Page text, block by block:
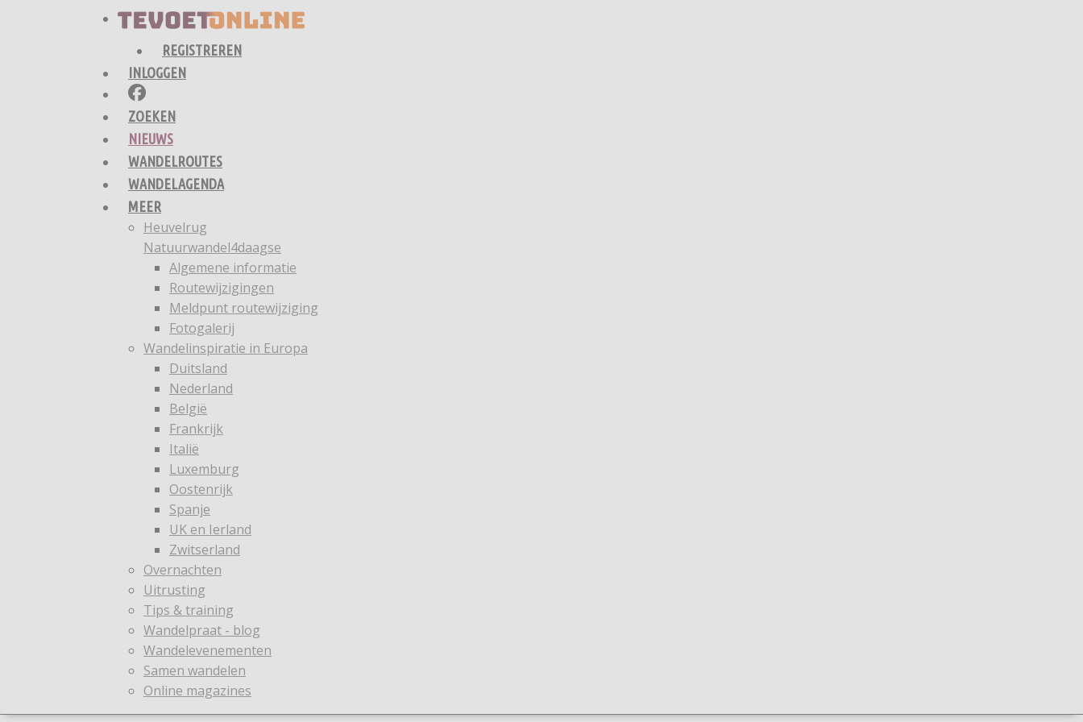
REGISTREREN
INLOGGEN
ZOEKEN
NIEUWS
WANDELROUTES
WANDELAGENDA
MEER
Heuvelrug
Natuurwandel4daagse
Algemene informatie
Routewijzigingen
Meldpunt routewijziging
Fotogalerij
Wandelinspiratie in Europa
Duitsland
Nederland
België
Frankrijk
Italië
Luxemburg
Oostenrijk
Spanje
UK en Ierland
Zwitserland
Overnachten
Uitrusting
Tips & training
Wandelpraat - blog
Wandelevenementen
Samen wandelen
Online magazines